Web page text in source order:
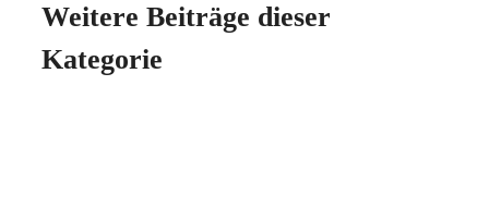
Weitere Beiträge dieser
Kategorie